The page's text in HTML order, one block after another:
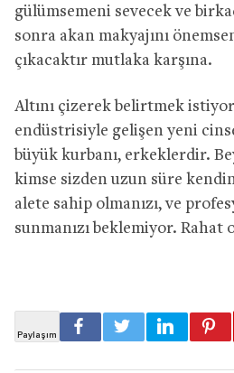
gülümsemeni sevecek ve
sonra akan makyajını
çıkacaktır mutlaka karşına.
Altını çizerek belirtmek
endüstrisiyle gelişen yeni
büyük kurbanı, erkeklerdir.
kimse sizden uzun süre
alete sahip olmanızı, ve
sunmanızı beklemiyor. Rahat